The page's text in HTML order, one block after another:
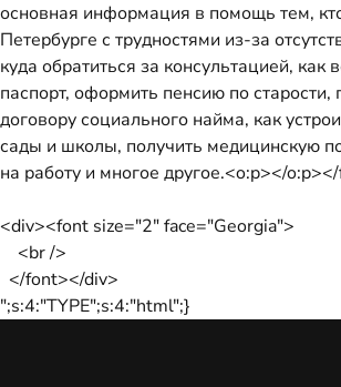
основная информация в помощь тем,
Петербурге с трудностями из-за
куда обратиться за консультацией, как
паспорт, оформить пенсию по
договору социального найма, как
сады и школы, получить медицинскую
на работу и многое другое.<o:p></
<div><font size="2" face="Georgia">
<br />
</font></div>
";s:4:"TYPE";s:4:"html";}